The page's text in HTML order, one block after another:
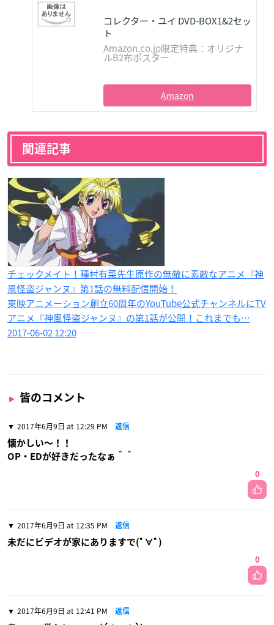
コレクター・ユイ DVD-BOX1&2セッ
ト
Amazon.co.jp限定特典：オリジナ
ルB2布ポスター
Amazon
関連記事
チェックメイト！種村有菜先生原作の無敵に素敵なアニメ『神
風怪盗ジャンヌ』第1話の無料配信開始！
東映アニメーション創立60周年のYouTube公式チャンネルにTV
アニメ『神風怪盗ジャンヌ』の第1話が公開！これまでも…
2017-06-02 12:20
皆のコメント
2017年6月9日 at 12:29 PM 返信
懐かしい〜！！
OP・EDが好きだったなぁ＾＾
0
2017年6月9日 at 12:35 PM 返信
未だにビデオが家にありますで(ﾟ∀ﾟ)
0
2017年6月9日 at 12:41 PM 返信